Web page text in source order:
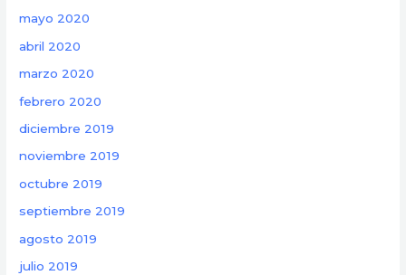
mayo 2020
abril 2020
marzo 2020
febrero 2020
diciembre 2019
noviembre 2019
octubre 2019
septiembre 2019
agosto 2019
julio 2019